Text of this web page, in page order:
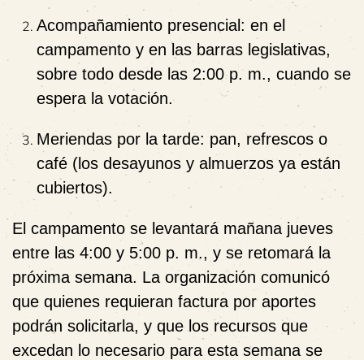
Acompañamiento presencial: en el
campamento y en las barras legislativas,
sobre todo desde las 2:00 p. m., cuando se
espera la votación.
Meriendas por la tarde: pan, refrescos o
café (los desayunos y almuerzos ya están
cubiertos).
El campamento se levantará mañana jueves
entre las 4:00 y 5:00 p. m., y se retomará la
próxima semana. La organización comunicó
que quienes requieran factura por aportes
podrán solicitarla, y que los recursos que
excedan lo necesario para esta semana se